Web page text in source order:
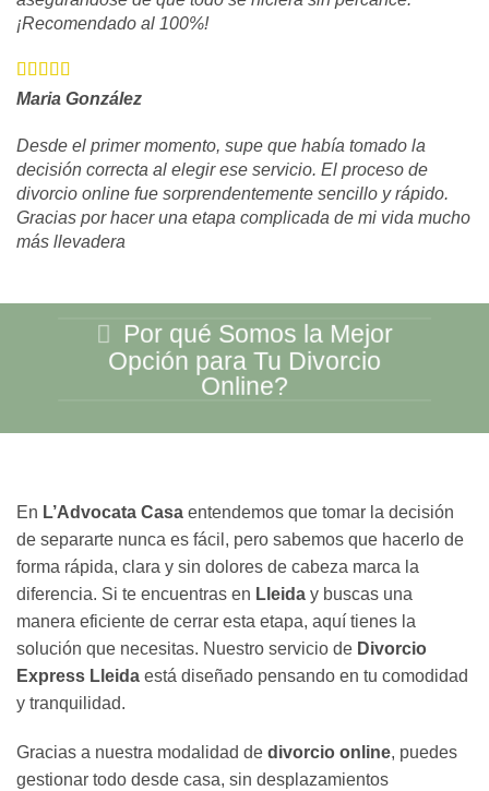
¡Recomendado al 100%!
Maria González
Desde el primer momento, supe que había tomado la
decisión correcta al elegir ese servicio. El proceso de
divorcio online fue sorprendentemente sencillo y rápido.
Gracias por hacer una etapa complicada de mi vida mucho
más llevadera
Por qué Somos la Mejor
Opción para Tu Divorcio
Online?
En L’Advocata Casa entendemos que tomar la decisión
de separarte nunca es fácil, pero sabemos que hacerlo de
forma rápida, clara y sin dolores de cabeza marca la
diferencia. Si te encuentras en Lleida y buscas una
manera eficiente de cerrar esta etapa, aquí tienes la
solución que necesitas. Nuestro servicio de Divorcio
Express Lleida está diseñado pensando en tu comodidad
y tranquilidad.
Gracias a nuestra modalidad de divorcio online, puedes
gestionar todo desde casa, sin desplazamientos